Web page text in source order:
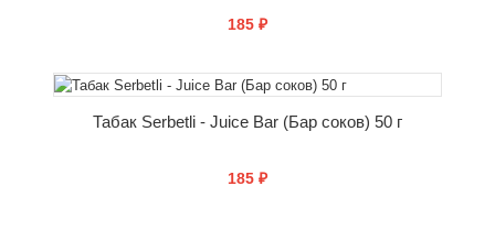
185 ₽
КУПИТЬ
Табак Serbetli - Juice Bar (Бар соков) 50 г
185 ₽